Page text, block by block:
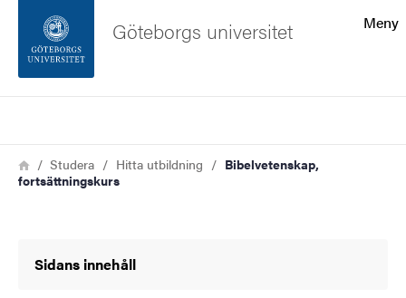
Sidfoten
Om webbplatsen
Meny
Göteborgs universitet
Länkstig
HemStudera Hitta utbildning
Bibelvetenskap,
fortsättningskurs
Sidans innehåll